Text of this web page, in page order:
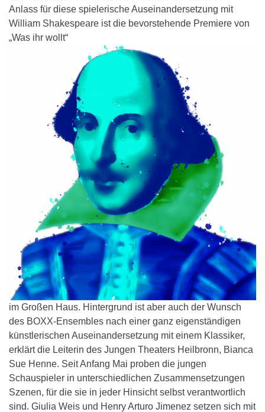
Anlass für diese spielerische Auseinandersetzung mit
William Shakespeare ist die bevorstehende Premiere von
„Was ihr wollt“
im Großen Haus. Hintergrund ist aber auch der Wunsch
des BOXX-Ensembles nach einer ganz eigenständigen
künstlerischen Auseinandersetzung mit einem Klassiker,
erklärt die Leiterin des Jungen Theaters Heilbronn, Bianca
Sue Henne. Seit Anfang Mai proben die jungen
Schauspieler in unterschiedlichen Zusammensetzungen
Szenen, für die sie in jeder Hinsicht selbst verantwortlich
sind. Giulia Weis und Henry Arturo Jimenez setzen sich mit